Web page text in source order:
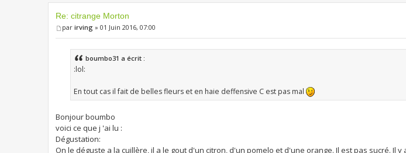
Re: citrange Morton
par irving » 01 Juin 2016, 07:00
boumbo31 a écrit :
:lol:
En tout cas il fait de belles fleurs et en haie deffensive C est pas mal
Bonjour boumbo
voici ce que j 'ai lu :
Dégustation:
On le déguste a la cuillère, il a le gout d'un citron, d'un pomelo et d'une orange. Il est pas sucré. Il